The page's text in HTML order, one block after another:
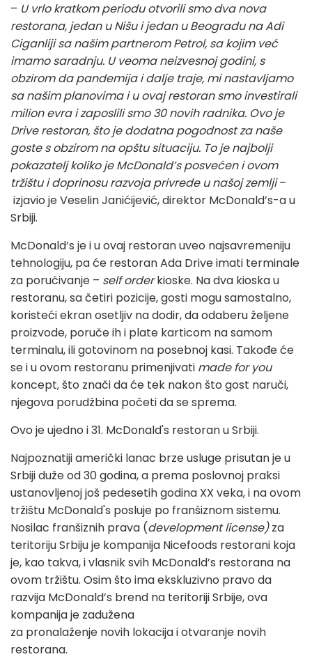
– U vrlo kratkom periodu otvorili smo dva nova
restorana, jedan u Nišu i jedan u Beogradu na Adi
Ciganliji sa našim partnerom Petrol, sa kojim već
imamo saradnju. U veoma neizvesnoj godini, s
obzirom da pandemija i dalje traje, mi nastavljamo
sa našim planovima i u ovaj restoran smo investirali
milion evra i zaposlili smo 30 novih radnika. Ovo je
Drive restoran, što je dodatna pogodnost za naše
goste s obzirom na opštu situaciju. To je najbolji
pokazatelj koliko je McDonald’s posvećen i ovom
tržištu i doprinosu razvoja privrede u našoj zemlji–
izjavio je Veselin Janićijević, direktor McDonald’s-a u
Srbiji.
McDonald’s je i u ovaj restoran uveo najsavremeniju
tehnologiju, pa će restoran Ada Drive imati terminale
za poručivanje – self orderkioske. Na dva kioska u
restoranu, sa četiri pozicije, gosti mogu samostalno,
koristeći ekran osetljiv na dodir, da odaberu željene
proizvode, poruče ih i plate karticom na samom
terminalu, ili gotovinom na posebnoj kasi. Takođe će
se i u ovom restoranu primenjivati made for you
koncept, što znači da će tek nakon što gost naruči,
njegova porudžbina početi da se sprema.
Ovo je ujedno i 31. McDonald's restoran u Srbiji.
Najpoznatiji američki lanac brze usluge prisutan je u
Srbiji duže od 30 godina, a prema poslovnoj praksi
ustanovljenoj još pedesetih godina XX veka, i na ovom
tržištu McDonald's posluje po franšiznom sistemu.
Nosilac franšiznih prava (development license)za
teritoriju Srbiju je kompanija Nicefoods restorani koja
je, kao takva, i vlasnik svih McDonald’s restorana na
ovom tržištu. Osim što ima ekskluzivno pravo da
razvija McDonald’s brend na teritoriji Srbije, ova
kompanija je zadužena
za pronalaženje novih lokacija i otvaranje novih
restorana.